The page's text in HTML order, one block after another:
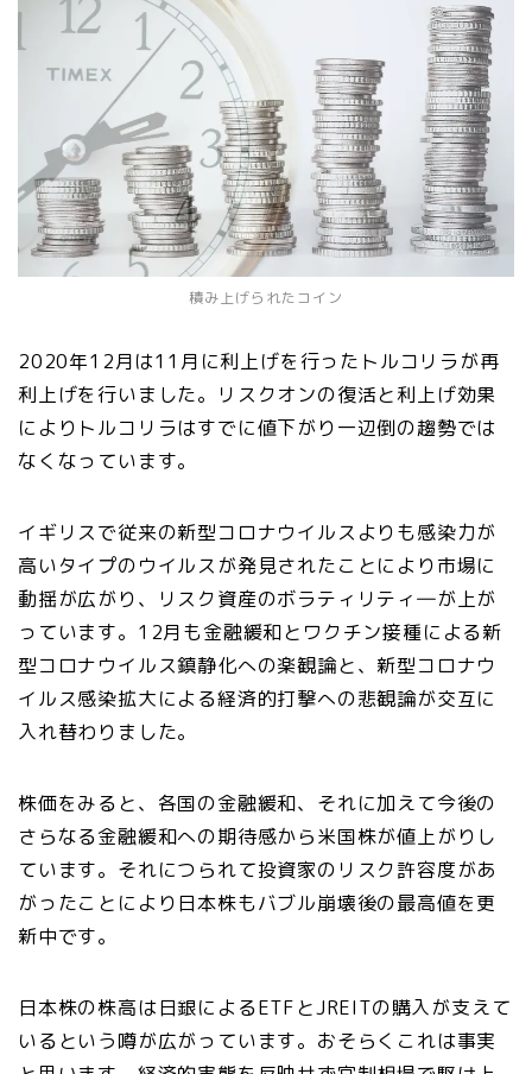
積み上げられたコイン
2020年12月は11月に利上げを行ったトルコリラが再
利上げを行いました。リスクオンの復活と利上げ効果
によりトルコリラはすでに値下がり一辺倒の趨勢では
なくなっています。
イギリスで従来の新型コロナウイルスよりも感染力が
高いタイプのウイルスが発見されたことにより市場に
動揺が広がり、リスク資産のボラティリティ―が上が
っています。12月も金融緩和とワクチン接種による新
型コロナウイルス鎮静化への楽観論と、新型コロナウ
イルス感染拡大による経済的打撃への悲観論が交互に
入れ替わりました。
株価をみると、各国の金融緩和、それに加えて今後の
さらなる金融緩和への期待感から米国株が値上がりし
ています。それにつられて投資家のリスク許容度があ
がったことにより日本株もバブル崩壊後の最高値を更
新中です。
日本株の株高は日銀によるETFとJREITの購入が支えて
いるという噂が広がっています。おそらくこれは事実